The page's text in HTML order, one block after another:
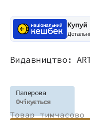
Видавництво:
Паперова
Очікується
Товар тимчасово